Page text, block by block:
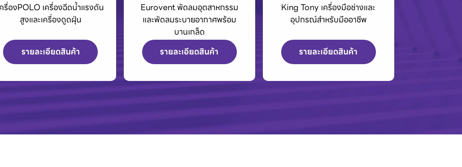
Eurovent พัดลมอุตสาหกรรม
และพัดลมระบายอากาศพร้อม
รายละเอียดสินค้า
King Tony เครื่องมือช่างและ
อุปกรณ์สำหรับมืออาชีพ
รายละเอียดสินค้า
BCC01 กล่องชาร์จแบตเตอรี่
40Vmax XGT
รายละเอียดสินค้า